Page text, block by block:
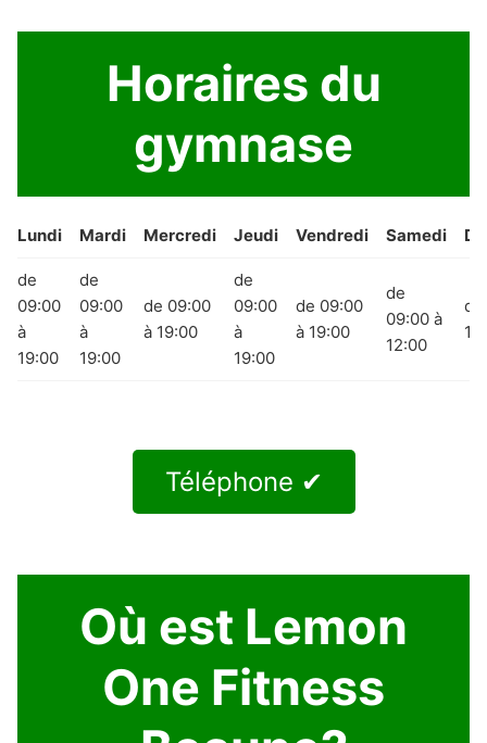
Horaires du
gymnase
Lundi Mardi Mercredi Jeudi Vendredi Samedi
de
09:00
à
19:00
de
09:00
à
19:00
de 09:00
à 19:00
de
09:00
à
19:00
de 09:00
à 19:00
de
09:00 à
12:00
de
Téléphone ✔
Où est Lemon
One Fitness